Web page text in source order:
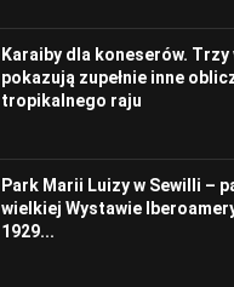
Karaiby dla koneserów.
pokazują zupełnie inne
tropikalnego raju
Park Marii Luizy w Sewilli –
wielkiej Wystawie
1929...